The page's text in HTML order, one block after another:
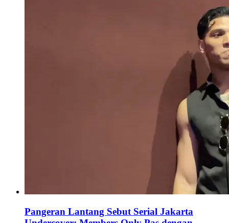
Pangeran Lantang Sebut Serial Jakarta